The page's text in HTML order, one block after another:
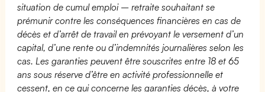
situation de cumul emploi – retraite souhaitant se
prémunir contre les conséquences financières en cas de
décès et d’arrêt de travail en prévoyant le versement d’un
capital, d’une rente ou d’indemnités journalières selon les
cas. Les garanties peuvent être souscrites entre 18 et 65
ans sous réserve d’être en activité professionnelle et
cessent, en ce qui concerne les garanties décès, à votre